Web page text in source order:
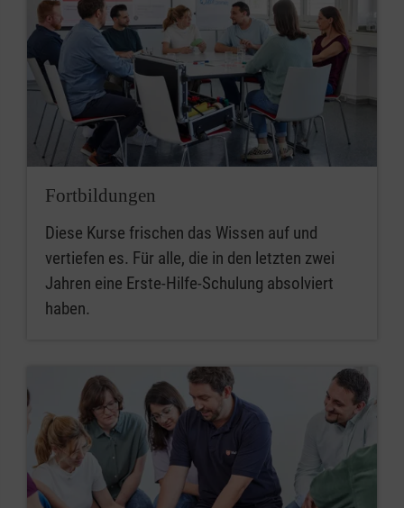
Fortbildungen
Diese Kurse frischen das Wissen auf und
vertiefen es. Für alle, die in den letzten zwei
Jahren eine Erste-Hilfe-Schulung absolviert
haben.